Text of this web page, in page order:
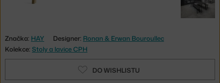
Značka: HAY Designer: Ronan & Erwan Bouroullec
Kolekce: Stoly a lavice CPH
DO WISHLISTU